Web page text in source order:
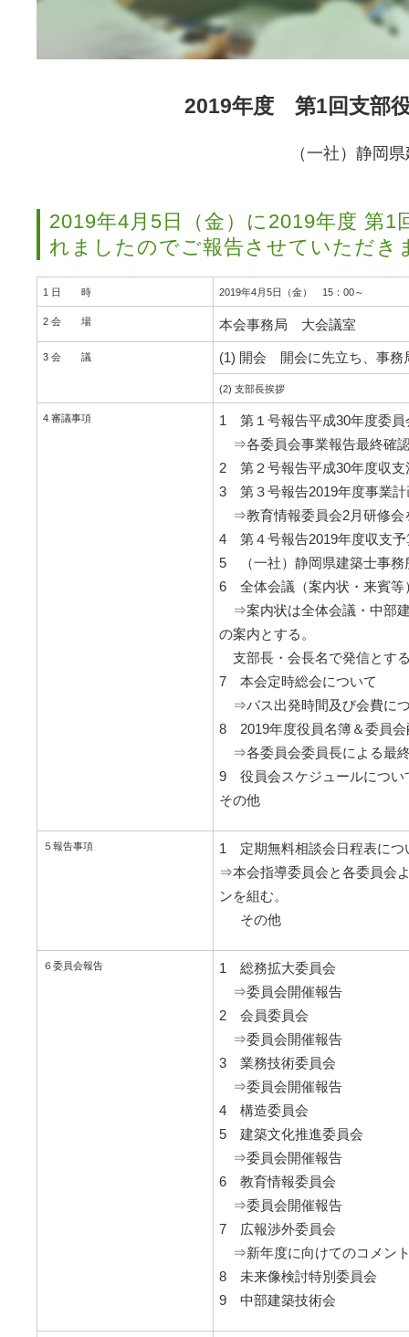
2019年度 第1回支部
（一社）静岡
2019年4月5日（金）に2019年度 第1
れましたのでご報告させていただき
1 日 時 2019年4月5日（金） 15：00～
2 会 場 本会事務局 大会議室
3 会 議 (1) 開会 開会に先立ち、事務
(2) 支部長挨拶
4 審議事項
1 第１号報告平成30年度委員
⇒各委員会事業報告最終確
2 第２号報告平成30年度収支
3 第３号報告2019年度事業計
⇒教育情報委員会2月研修会
4 第４号報告2019年度収支予
5 （一社）静岡県建築士事務
6 全体会議（案内状・来賓等
⇒案内状は全体会議・中部
の案内とする。
支部長・会長名で発信とす
7 本会定時総会について
⇒バス出発時間及び会費に
8 2019年度役員名簿＆委員会
⇒各委員会委員長による最
9 役員会スケジュールについ
その他
５報告事項
1 定期無料相談会日程表につ
⇒本会指導委員会と各委員会
ンを組む。
その他
６委員会報告
1 総務拡大委員会
⇒委員会開催報告
2 会員委員会
⇒委員会開催報告
3 業務技術委員会
⇒委員会開催報告
4 構造委員会
5 建築文化推進委員会
⇒委員会開催報告
6 教育情報委員会
⇒委員会開催報告
7 広報渉外委員会
⇒新年度に向けてのコメン
8 未来像検討特別委員会
9 中部建築技術会